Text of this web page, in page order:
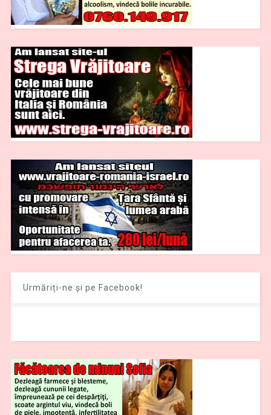
Urmăriți-ne și pe Facebook!